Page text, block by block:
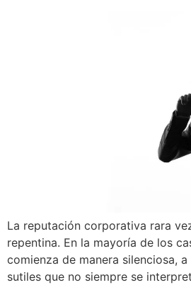
La reputación corporativa rara
repentina. En la mayoría de los
comienza de manera silenciosa,
sutiles que no siempre se